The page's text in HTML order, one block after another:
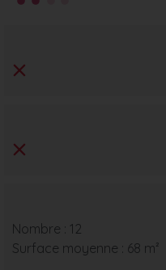
Nombre : 12
Surface moyenne : 68 m²